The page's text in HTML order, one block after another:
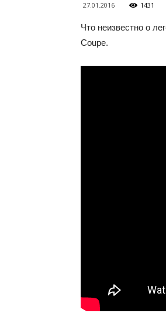
27.01.2016 1431
Что неизвестно о
Coupe.